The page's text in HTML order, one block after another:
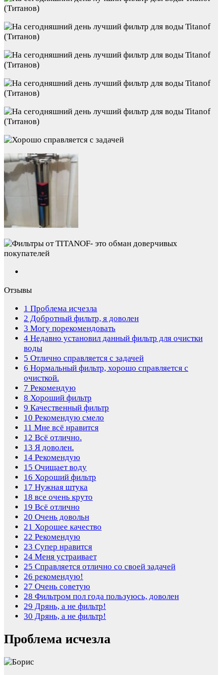
Отзывы
1 Проблема исчезла
2 Добротный фильтр, я доволен
3 Могу порекомендовать
4 Недавно установил данный фильтр для очистки
воды
5 Отлично справляется с задачей
6 Нормальный фильтр, хорошо справляется с
очисткой.
7 Рекомендую
8 Хороший фильтр
9 Качественный фильтр
10 Рекомендую смело
11 Мне всё нравится
12 Всё отлично.
13 Я доволен.
14 Рекомендую
15 Очищает воду
16 Хороший фильтр
17 Нужная штука
18 все очень круто
19 Всё отлично
20 Очень довольн
21 Хорошее качество
22 Рекомендую
23 Супер нравится
24 Меня устраивает
25 Справляется отлично со своей задачей
26 рекомендую!
27 Очень советую
28 Фильтром пол года пользуюсь, доволен
29 Дрянь, а не фильтр!
30 Дрянь, а не фильтр!
Проблема исчезла